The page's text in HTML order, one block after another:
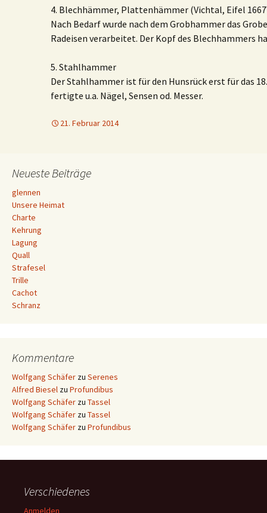
4. Blechhämmer, Plattenhämmer (Vichtal, Eifel
Nach Bedarf wurde nach dem Grobhammer das
Radeisen verarbeitet. Der Kopf des Blechhammers
5. Stahlhammer
Der Stahlhammer ist für den Hunsrück erst für das
fertigte u.a. Nägel, Sensen od. Messer.
21. Februar 2014
Neueste Beiträge
glennen
Unsere Heimat
Charte
Kehrung
Lagung
Quall
Strafesel
Trille
Cachot
Schranz
Kommentare
Wolfgang Schäfer zu Serenes
Alfred Biesel zu Profundibus
Wolfgang Schäfer zu Tassel
Wolfgang Schäfer zu Tassel
Wolfgang Schäfer zu Profundibus
Verschiedenes
Anmelden